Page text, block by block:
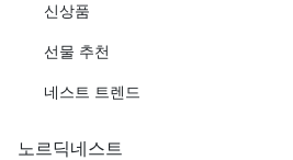
신상품
선물 추천
네스트 트렌드
노르딕네스트